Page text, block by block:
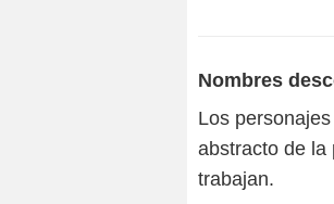
Nombres
Los
abstracto de la
trabajan.